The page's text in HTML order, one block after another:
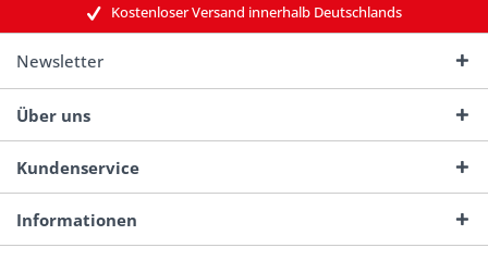
Kostenloser Versand innerhalb Deutschlands
Newsletter
Über uns
Kundenservice
Informationen